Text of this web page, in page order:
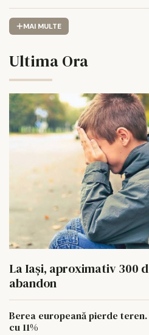
MAI MULTE
Ultima Ora
La Iași, aproximativ 300
abandon
Berea europeană pierde
cu 11%